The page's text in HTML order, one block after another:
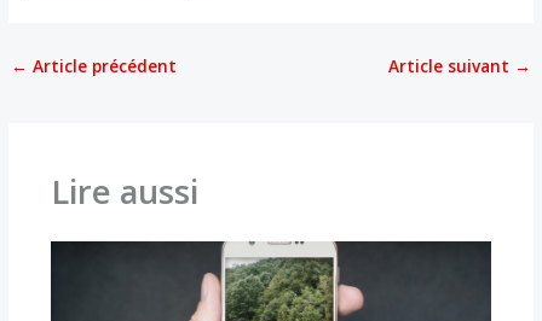
← Article précédent Article suivant →
Lire aussi